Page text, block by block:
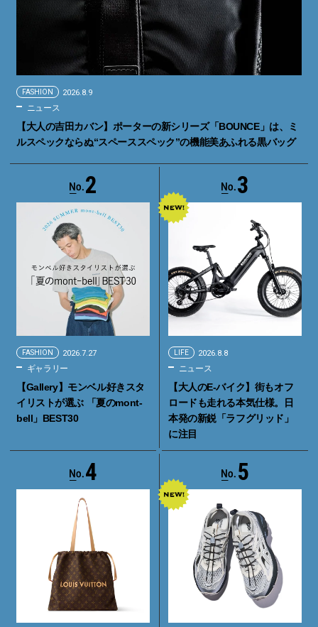
FASHION 2026.8.9
ニュース
【大人の吉田カバン】ポーターの新シリーズ「BOUNCE」は、ミ
ルスペックならぬ“スペーススペック”の機能美あふれる黒バッグ
2
FASHION 2026.7.27
ギャラリー
【Gallery】モンベル好きスタ
イリストが選ぶ 「夏のmont-
bell」BEST30
3
LIFE 2026.8.8
ニュース
【大人のE-バイク】街もオフ
ロードも走れる本気仕様。日
本発の新鋭「ラフグリッド」
に注目
4 5